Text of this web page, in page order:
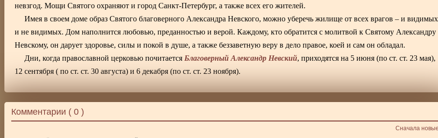
невзгод. Мощи Святого охраняют и город Санкт-Петербург, а также всех его жителей.
Имея в своем доме образ Святого благоверного Александра Невского, можно уберечь жилище от всех врагов – и видимых
и не видимых. Дом наполнится любовью, преданностью и верой. Каждому, кто обратится с молитвой к Святому Александру
Невскому, он дарует здоровье, силы и покой в душе, а также беззаветную веру в дело правое, коей и сам он обладал.
Дни, когда православной церковью почитается Благоверный Александр Невский, приходятся на 5 июня (по ст. ст. 23 мая),
12 сентября ( по ст. ст. 30 августа) и 6 декабря (по ст. ст. 23 ноября).
Комментарии ( 0)
Сначала